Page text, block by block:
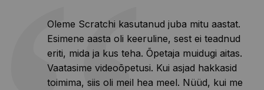
Oleme Scratchi kasutanud juba mitu aastat.
Esimene aasta oli keeruline, sest ei teadnud
eriti, mida ja kus teha. Õpetaja muidugi aitas.
Vaatasime videoõpetusi. Kui asjad hakkasid
toimima, siis oli meil hea meel. Nüüd, kui me